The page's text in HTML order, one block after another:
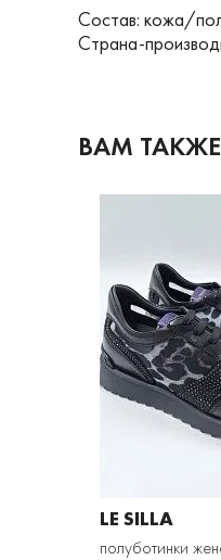
Состав: кожа/
Страна-
ВАМ
LE SILLA
полуботинки